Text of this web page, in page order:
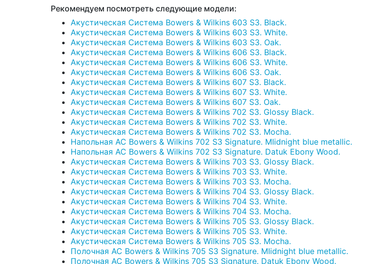
Рекомендуем посмотреть следующие модели:
Акустическая Система Bowers & Wilkins 603 S3. Black.
Акустическая Система Bowers & Wilkins 603 S3. White.
Акустическая Система Bowers & Wilkins 603 S3. Oak.
Акустическая Система Bowers & Wilkins 606 S3. Black.
Акустическая Система Bowers & Wilkins 606 S3. White.
Акустическая Система Bowers & Wilkins 606 S3. Oak.
Акустическая Система Bowers & Wilkins 607 S3. Black.
Акустическая Система Bowers & Wilkins 607 S3. White.
Акустическая Система Bowers & Wilkins 607 S3. Oak.
Акустическая Система Bowers & Wilkins 702 S3. Glossy Black.
Акустическая Система Bowers & Wilkins 702 S3. White.
Акустическая Система Bowers & Wilkins 702 S3. Mocha.
Напольная АС Bowers & Wilkins 702 S3 Signature. MIidnight blue metallic.
Напольная АС Bowers & Wilkins 702 S3 Signature. Datuk Ebony Wood.
Акустическая Система Bowers & Wilkins 703 S3. Glossy Black.
Акустическая Система Bowers & Wilkins 703 S3. White.
Акустическая Система Bowers & Wilkins 703 S3. Mocha.
Акустическая Система Bowers & Wilkins 704 S3. Glossy Black.
Акустическая Система Bowers & Wilkins 704 S3. White.
Акустическая Система Bowers & Wilkins 704 S3. Mocha.
Акустическая Система Bowers & Wilkins 705 S3. Glossy Black.
Акустическая Система Bowers & Wilkins 705 S3. White.
Акустическая Система Bowers & Wilkins 705 S3. Mocha.
Полочная АС Bowers & Wilkins 705 S3 Signature. MIidnight blue metallic.
Полочная АС Bowers & Wilkins 705 S3 Signature. Datuk Ebony Wood.